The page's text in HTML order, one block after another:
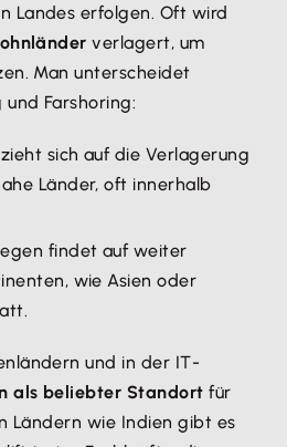
Landes erfolgen. Oft wird
verlagert, um
Man unterscheidet
Farshoring:
sich auf die Verlagerung
Länder, oft innerhalb
findet auf weiter
wie Asien oder
und in der IT-
als beliebter Standort für
Ländern wie Indien gibt es